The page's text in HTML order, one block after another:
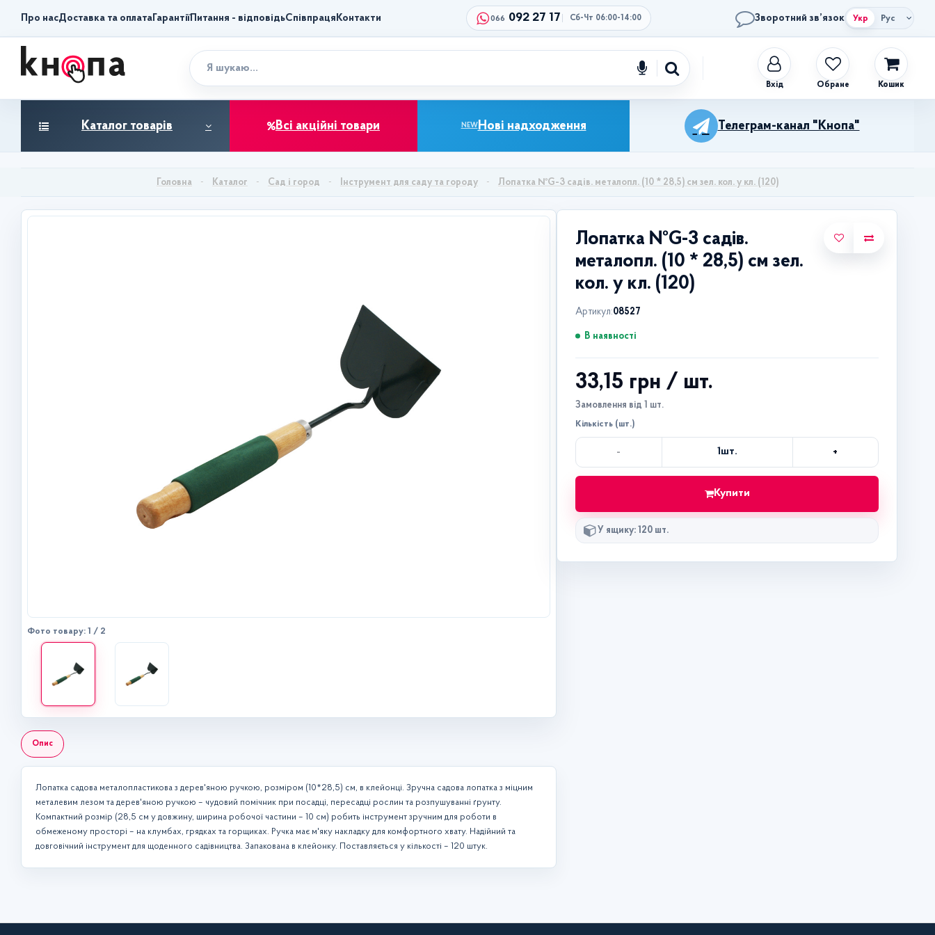
Про насДоставка та оплата ГарантіїПитання - відповідьСпівпраця Контакти 066 092 27 17 Сб-Чт 06:00-14:00 Зворотний зв’язок Укр Рус
Обране Кошик
Каталог товарів Всі акційні товари NEWНові надходження Телеграм-канал "Кнопа"
Каталог Сад і город Інструмент для саду та городу Лопатка №G-3 садів. металопл. (10 * 28,5) см зел. кол. у кл. (120)
Фото товару: 1 / 2
Опис
Лопатка садова металопластикова з дерев'яною ручкою, розміром (10*28,5) см, в клейонці. Зручна садова лопатка з міцним
металевим лезом та дерев'яною ручкою – чудовий помічник при посадці, пересадці рослин та розпушуванні ґрунту.
Компактний розмір (28,5 см у довжину, ширина робочої частини – 10 см) робить інструмент зручним для роботи в
обмеженому просторі – на клумбах, грядках та горщиках. Ручка має м'яку накладку для комфортного хвату. Надійний та
довговічний інструмент для щоденного садівництва. Запакована в клейонку. Поставляється у кількості – 120 штук.
Лопатка №G-3 садів.
металопл. (10 * 28,5) см зел.
кол. у кл. (120)
Артикул:08527
В наявності
33,15 грн / шт.
Замовлення від 1 шт.
Кількість (шт.)
- 1шт. +
Купити
У ящику: 120 шт.